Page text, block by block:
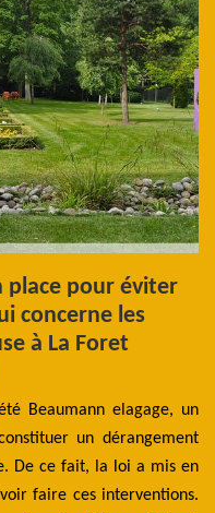
place pour éviter
concerne les
à La Foret
Beaumann elagage, un
un dérangement
De ce fait, la loi a mis en
faire ces interventions.